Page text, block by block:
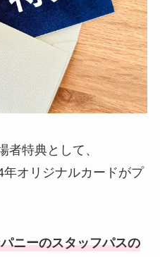
者特典として、
年オリジナルカードがプ
ニーのスタッフパスの